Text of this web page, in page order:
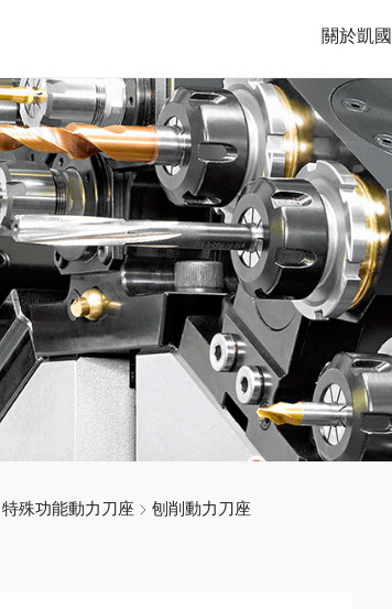
關於凱國
特殊功能動力刀座 刨削動力刀座